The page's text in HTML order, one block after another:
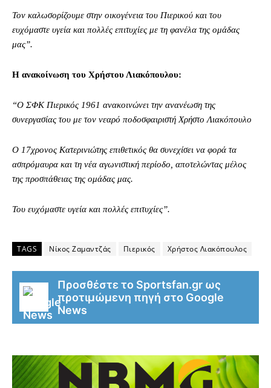
Τον καλωσορίζουμε στην οικογένεια του Πιερικού και του
ευχόμαστε υγεία και πολλές επιτυχίες με τη φανέλα της ομάδας
μας”.
Η ανακοίνωση του Χρήστου Λιακόπουλου:
“Ο ΣΦΚ Πιερικός 1961 ανακοινώνει την ανανέωση της
συνεργασίας του με τον νεαρό ποδοσφαιριστή Χρήστο Λιακόπουλο
Ο 17χρονος Κατερινιώτης επιθετικός θα συνεχίσει να φορά τα
ασπρόμαυρα και τη νέα αγωνιστική περίοδο, αποτελώντας μέλος
της προσπάθειας της ομάδας μας.
Του ευχόμαστε υγεία και πολλές επιτυχίες”.
TAGS Νίκος Ζαμαντζάς Πιερικός Χρήστος Λιακόπουλος
Προσθέστε το Sportsfan.gr ως
προτιμώμενη πηγή στο Google
News